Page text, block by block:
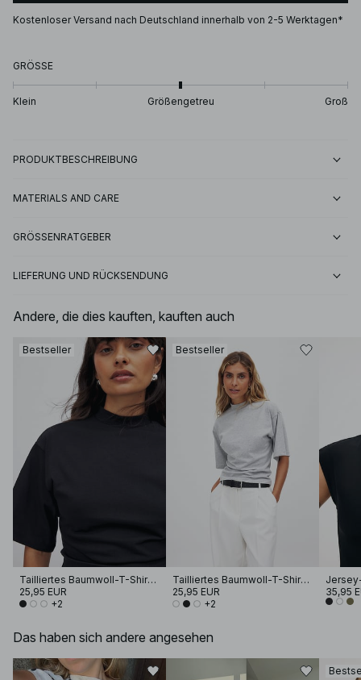
Kostenloser Versand nach Deutschland innerhalb von 2-5 Werktagen*
GRÖSSE
Klein Größengetreu Groß
PRODUKTBESCHREIBUNG
MATERIALS AND CARE
GRÖSSENRATGEBER
LIEFERUNG UND RÜCKSENDUNG
Andere, die dies kauften, kauften auch
Bestseller
Tailliertes Baumwoll-T-Shirt mit Trichterausschnitt
25,95 EUR
+2
Bestseller
Tailliertes Baumwoll-T-Shirt mit Trichterausschnitt
25,95 EUR
+2
35,95
Das haben sich andere angesehen